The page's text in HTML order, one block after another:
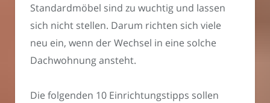
Standardmöbel sind zu wuchtig und lassen
sich nicht stellen. Darum richten sich viele
neu ein, wenn der Wechsel in eine solche
Dachwohnung ansteht.
Die folgenden 10 Einrichtungstipps sollen